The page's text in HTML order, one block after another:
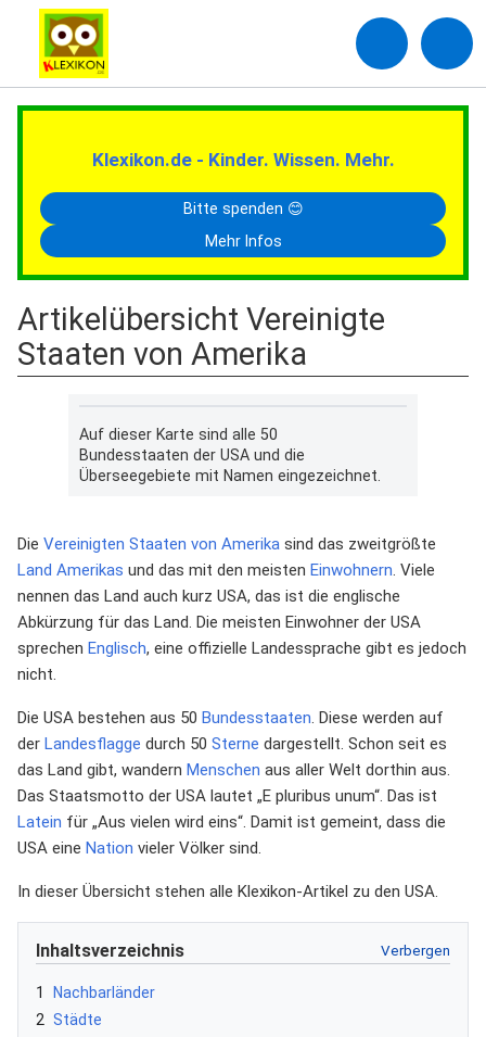
Klexikon.de - Kinder. Wissen. Mehr.
Bitte spenden 😊
Mehr Infos
Artikelübersicht Vereinigte
Staaten von Amerika
Auf dieser Karte sind alle 50
Bundesstaaten der USA und die
Überseegebiete mit Namen eingezeichnet.
Die Vereinigten Staaten von Amerika sind das zweitgrößte
Land Amerikas und das mit den meisten Einwohnern. Viele
nennen das Land auch kurz USA, das ist die englische
Abkürzung für das Land. Die meisten Einwohner der USA
sprechen Englisch, eine offizielle Landessprache gibt es jedoch
nicht.
Die USA bestehen aus 50 Bundesstaaten. Diese werden auf
der Landesflagge durch 50 Sterne dargestellt. Schon seit es
das Land gibt, wandern Menschen aus aller Welt dorthin aus.
Das Staatsmotto der USA lautet „E pluribus unum“. Das ist
Latein für „Aus vielen wird eins“. Damit ist gemeint, dass die
USA eine Nation vieler Völker sind.
In dieser Übersicht stehen alle Klexikon-Artikel zu den USA.
Inhaltsverzeichnis
1
Nachbarländer
2 Städte